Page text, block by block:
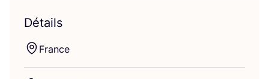
Détails
France